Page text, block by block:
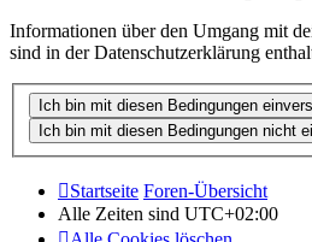
Informationen über den Umgang mit
sind in der Datenschutzerklärung
Startseite Foren-Übersicht
Alle Zeiten sind UTC+02:00